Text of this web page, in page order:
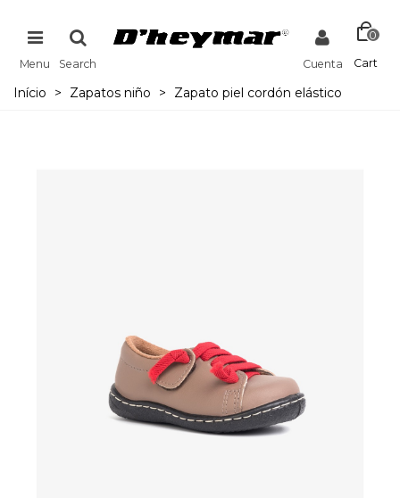
Menu Search Cuenta
0
Cart
Início > Zapatos niño > Zapato piel cordón elástico